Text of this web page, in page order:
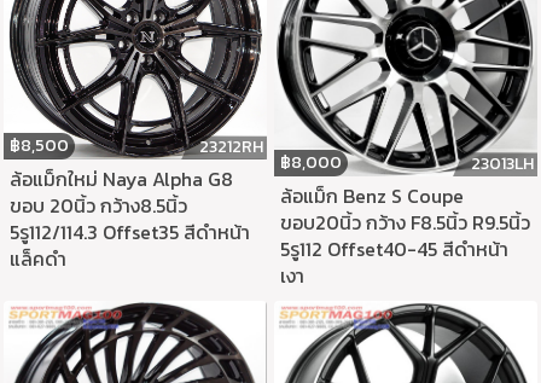
฿8,500 23212RH
ล้อแม็กใหม่ Naya Alpha G8
ขอบ 20นิ้ว กว้าง8.5นิ้ว
5รู112/114.3 Offset35 สีดำหน้า
แล็คดำ
฿8,000 23013LH
ล้อแม็ก Benz S Coupe
ขอบ20นิ้ว กว้าง F8.5นิ้ว R9.5นิ้ว
5รู112 Offset40-45 สีดำหน้า
เงา